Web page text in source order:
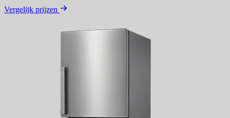
Vergelijk prijzen